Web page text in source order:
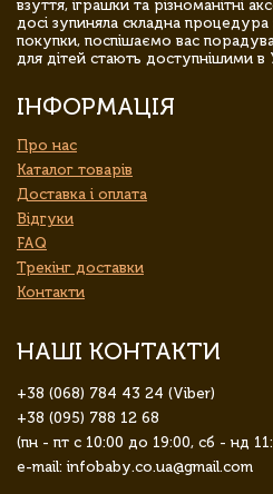
взуття, іграшки та різноманітні
досі зупиняла складна процедура
покупки, поспішаємо вас
для дітей стають доступнішими в
ІНФОРМАЦІЯ
Про нас
Каталог товарів
Доставка і оплата
Відгуки
FAQ
Трекінг доставки
Контакти
НАШІ КОНТАКТИ
+38 (068) 784 43 24 (Viber)
+38 (095) 788 12 68
(пн - пт с 10:00 до 19:00, сб - нд
e-mail: infobaby.co.ua@gmail.com